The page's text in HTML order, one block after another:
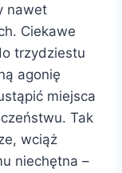
nawet
Ciekawe
trzydziestu
agonię
miejsca
Tak
wciąż
niechętna –